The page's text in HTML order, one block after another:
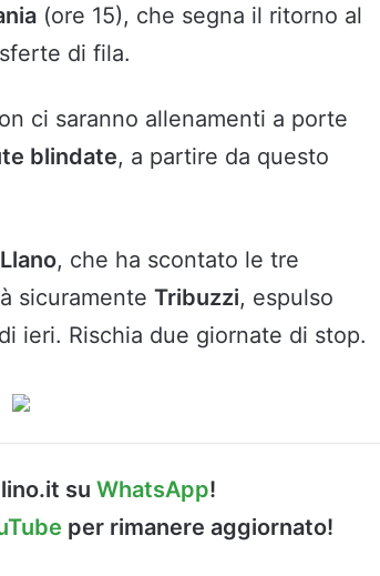
(ore 15), che segna il ritorno al
di fila.
ci saranno allenamenti a porte
blindate, a partire da questo
Llano, che ha scontato le tre
sicuramente Tribuzzi, espulso
ieri. Rischia due giornate di stop.
su WhatsApp!
per rimanere aggiornato!